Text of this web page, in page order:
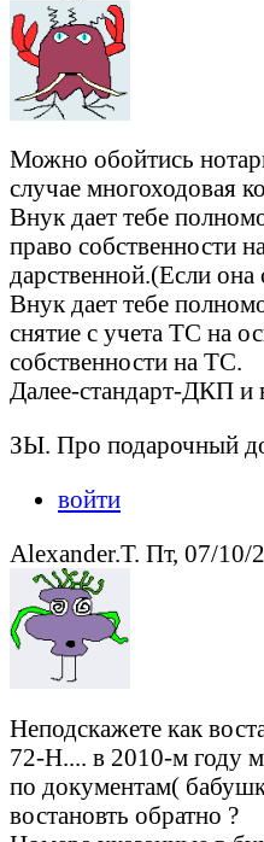
Можно обойтись
случае многоходовая
Внук дает тебе
право собственности
дарственной.(Если
Внук дает тебе
снятие с учета ТС на
собственности на ТС.
Далее-стандарт-ДКП и
ЗЫ. Про подарочный
войти
Alexander.T. Пт, 07/10/
Неподскажете как
72-Н.... в 2010-м году
по документам(
востановть обратно ?